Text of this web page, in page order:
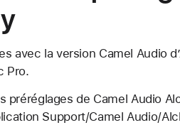
avec la version Camel Audio
Pro.
préréglages de Camel Audio
Support/Camel Audio/